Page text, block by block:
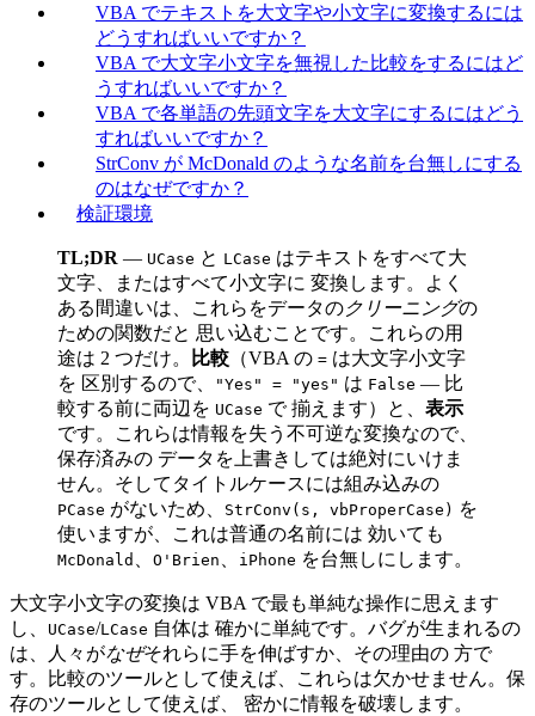
VBA でテキストを大文字や小文字に変換するには
どうすればいいですか？
VBA で大文字小文字を無視した比較をするにはど
うすればいいですか？
VBA で各単語の先頭文字を大文字にするにはどう
すればいいですか？
StrConv が McDonald のような名前を台無しにする
のはなぜですか？
検証環境
TL;DR — UCase と LCase はテキストをすべて大
文字、またはすべて小文字に 変換します。よく
ある間違いは、これらをデータのクリーニングの
ための関数だと 思い込むことです。これらの用
途は 2 つだけ。
比較 （VBA の = は大文字小文字
を 区別するので、
"Yes" = "yes" は False — 比
較する前に両辺を UCase で 揃えます）と、 表示
です。これらは情報を失う不可逆な変換なので、
保存済みの データを上書きしては絶対にいけま
せん。そしてタイトルケースには組み込みの
PCase がないため、 StrConv(s, vbProperCase) を
使いますが、これは普通の名前には 効いても
McDonald O'Brien iPhone を台無しにします。
大文字小文字の変換は VBA で最も単純な操作に思えます
し、
UCase/LCase 自体は 確かに単純です。バグが生まれるの
は、人々がなぜそれらに手を伸ばすか、その理由の 方で
す。比較のツールとして使えば、これらは欠かせません。保
存のツールとして使えば、 密かに情報を破壊します。